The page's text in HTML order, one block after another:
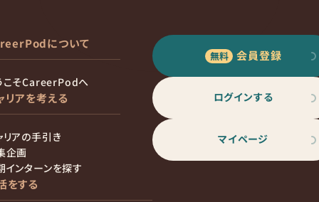
について
こそCareerPodへ
リアを考える
リアの手引き
企画
インターンを探す
をする
会員登録
ログインする
マイページ